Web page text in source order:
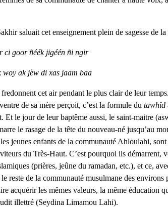
saluait cet enseignement plein de sagesse de
ci goor ñéék jigéén ñi ngir
woy ak jëw di xas jaam baa
cet air pendant le plus clair de leur
de sa mère perçoit, c’est la formule du tawhîd
Et le jour de leur baptême aussi, le saint-maitre
le rasage de la tête du nouveau-né jusqu’au
jeunes enfants de la communauté Ahloulahi,
du Très-Haut. C’est pourquoi ils démarrent,
(prières, jeûne du ramadan, etc.), et ce,
reste de la communauté musulmane des
acquérir les mêmes valeurs, la même éducation
illettré (Seydina Limamou Lahi).